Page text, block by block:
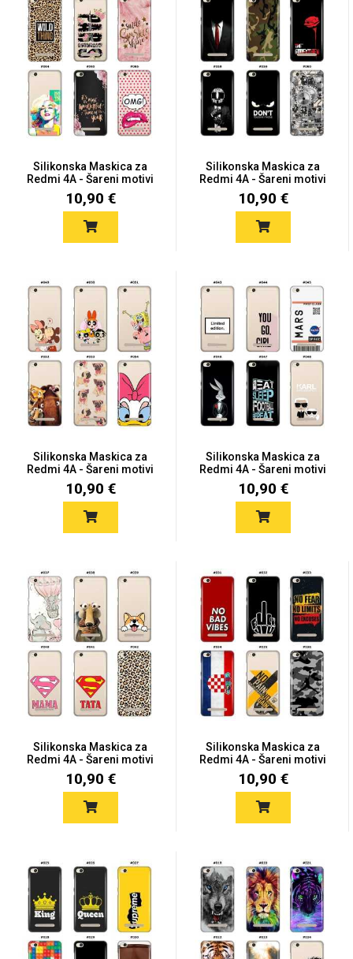
Silikonska Maskica za
Redmi 4A - Šareni motivi
10,90 €
Silikonska Maskica za
Redmi 4A - Šareni motivi
10,90 €
Silikonska Maskica za
Redmi 4A - Šareni motivi
10,90 €
Silikonska Maskica za
Redmi 4A - Šareni motivi
10,90 €
Silikonska Maskica za
Redmi 4A - Šareni motivi
10,90 €
Silikonska Maskica za
Redmi 4A - Šareni motivi
10,90 €